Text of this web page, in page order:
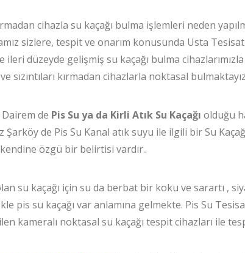
cihazla su kaçağı bulma işlemleri neden
sizlere, tespit ve onarım konusunda Usta
ileri düzeyde gelişmiş su kaçağı bulma
sızıntıları kırmadan cihazlarla noktasal
de Pis Su ya da Kirli Atık Su Kaçağı olduğu
Şarköy de Pis Su Kanal atık suyu ile ilgili bir Su
kendine özgü bir belirtisi vardır..
olan su kaçağı için su da berbat bir koku ve sarartı ,
pis su kaçağı var anlamına gelmekte. Pis Su
kameralı noktasal su kaçağı tespit cihazları ile